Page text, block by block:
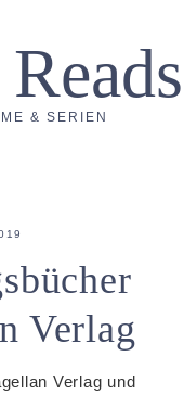
& SERIEN
Verlag
Verlag und